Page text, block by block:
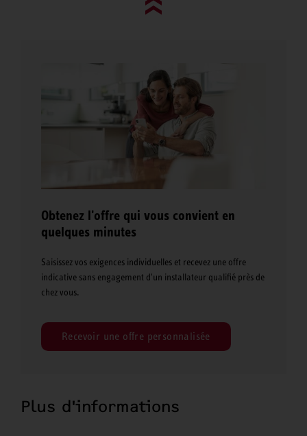
Go to top (evo)
Obtenez l'offre qui vous convient en
quelques minutes
Saisissez vos exigences individuelles et recevez une offre
indicative sans engagement d'un installateur qualifié près de
chez vous.
Recevoir une offre personnalisée
Plus d'informations